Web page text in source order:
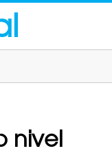
nivel